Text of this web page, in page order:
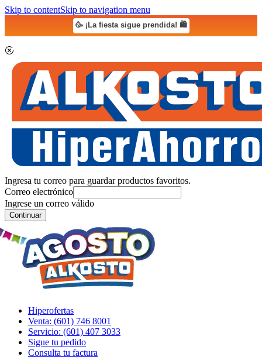
Skip to contentSkip to navigation menu
🥳 ¡La fiesta sigue prendida! 🛍️
Ingresa tu correo para guardar productos favoritos.
Correo electrónico
Ingrese un correo válido
Continuar
Hiperofertas
Venta: (601) 746 8001
Servicio: (601) 407 3033
Sigue tu pedido
Consulta tu factura